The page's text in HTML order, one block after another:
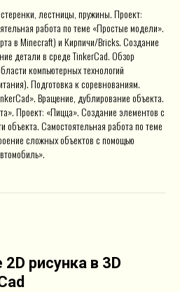
лестницы, пружины. Проект:
работа по теме «Простые модели».
в Minecraft) и Кирпичи/Bricks. Создание
детали в среде TinkerCad. Обзор
компьютерных технологий
Подготовка к соревнованиям.
Вращение, дублирование объекта.
Проект: «Пицца». Создание элементов с
Самостоятельная работа по теме
сложных объектов с помощью
рисунка в 3D